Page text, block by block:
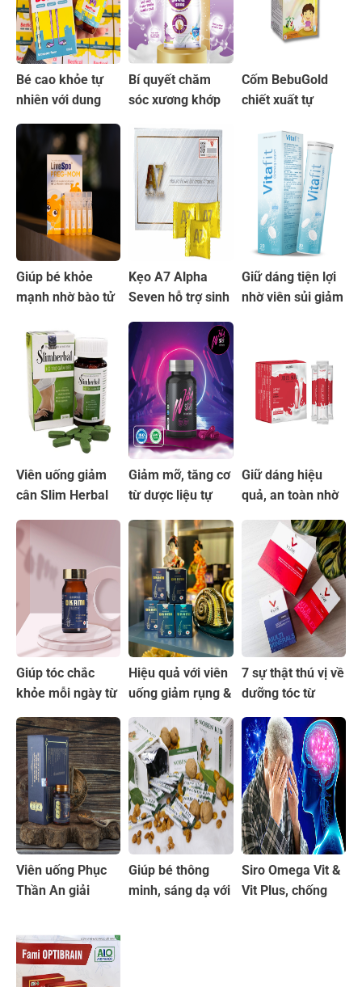
Bé cao khỏe tự
nhiên với dung
sung Canxi
Bí quyết chăm
sóc xương khớp
Sure Canxi
Cốm BebuGold
chiết xuất tự
tiêu hóa an toàn
Giúp bé khỏe
mạnh nhờ bào tử
PREG-MOM
Kẹo A7 Alpha
Seven hỗ trợ sinh
từ tự nhiên
Giữ dáng tiện lợi
nhờ viên sủi giảm
Viên uống giảm
cân Slim Herbal
nhiên
Giảm mỡ, tăng cơ
từ dược liệu tự
Willy Star
Giữ dáng hiệu
quả, an toàn nhờ
Jelly Slim
Giúp tóc chắc
khỏe mỗi ngày từ
Nhật Bản
Hiệu quả với viên
uống giảm rụng &
Nhật Bản
7 sự thật thú vị về
dưỡng tóc từ
bào Vlive
Viên uống Phục
Thần An giải
Giúp bé thông
minh, sáng dạ với
Siro Omega Vit &
Vit Plus, chống